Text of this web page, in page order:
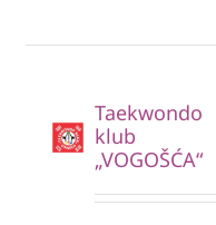
Taekwondo
klub
„VOGOŠĆA“